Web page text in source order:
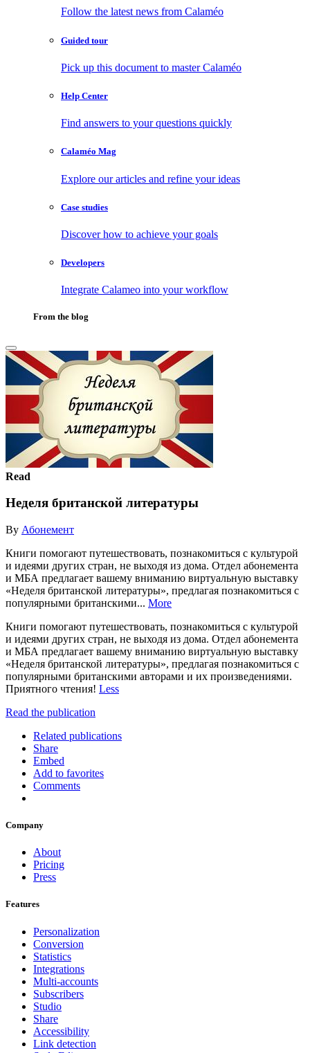
Follow the latest news from Calaméo
Guided tour
Pick up this document to master Calaméo
Help Center
Find answers to your questions quickly
Calaméo Mag
Explore our articles and refine your ideas
Case studies
Discover how to achieve your goals
Developers
Integrate Calameo into your workflow
From the blog
Read
Неделя британской литературы
By Абонемент
Книги помогают путешествовать, познакомиться с культурой
и идеями других стран, не выходя из дома. Отдел абонемента
и МБА предлагает вашему вниманию виртуальную выставку
«Неделя британской литературы», предлагая познакомиться с
популярными британскими... More
Книги помогают путешествовать, познакомиться с культурой
и идеями других стран, не выходя из дома. Отдел абонемента
и МБА предлагает вашему вниманию виртуальную выставку
«Неделя британской литературы», предлагая познакомиться с
популярными британскими авторами и их произведениями.
Приятного чтения! Less
Read the publication
Related publications
Share
Embed
Add to favorites
Comments
Company
About
Pricing
Press
Features
Personalization
Conversion
Statistics
Integrations
Multi-accounts
Subscribers
Studio
Share
Accessibility
Link detection